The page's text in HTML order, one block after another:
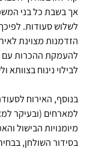
אך בשבת כל בני
לשלוש סעודות.
הזדמנות מצוינת
להעמקת ההכרות
לבילוי נינוח בצוותא
בנוסף, האירוח
למארחים (ובעיקר
מיומנויות הבישול
בסידור השולחן,